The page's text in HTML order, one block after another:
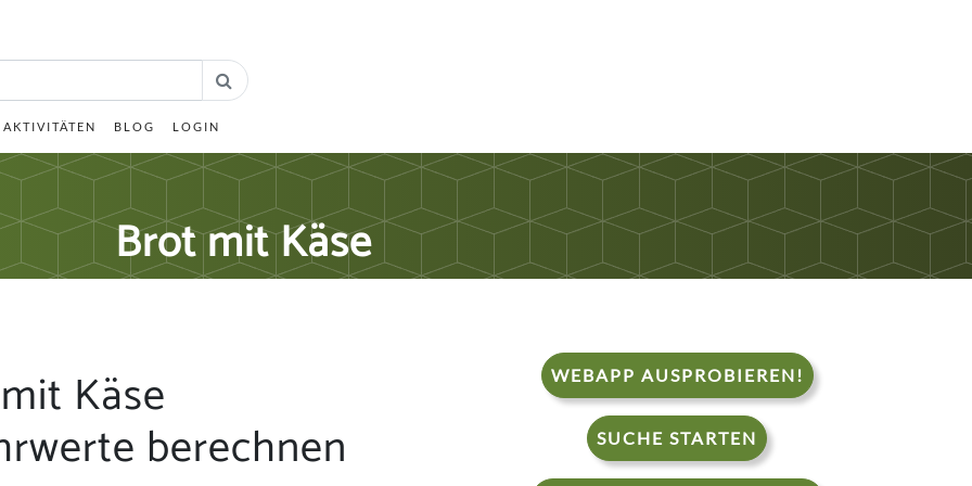
AKTIVITÄTEN BLOG LOGIN
Brot mit Käse
Käse
berechnen
WEBAPP AUSPROBIEREN!
SUCHE STARTEN